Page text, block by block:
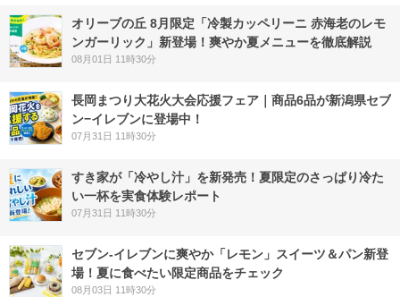
オリーブの丘 8月限定「冷製カッペリーニ 赤海老のレモ
ンガーリック」新登場！爽やか夏メニューを徹底解説
08月01日 11時30分
長岡まつり大花火大会応援フェア｜商品6品が新潟県セブ
ン−イレブンに登場中！
07月31日 11時30分
すき家が「冷やし汁」を新発売！夏限定のさっぱり冷た
い一杯を実食体験レポート
07月31日 11時30分
セブン‐イレブンに爽やか「レモン」スイーツ＆パン新登
場！夏に食べたい限定商品をチェック
08月03日 11時30分